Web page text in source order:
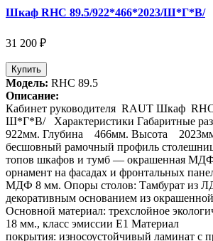
Шкаф RHC 89.5/922*466*2023/Ш*Г*В/
31 200 ₽
Купить
Модель: RHC 89.5
Описание:
Кабинет руководителя RAUT Шкаф
Ш*Г*В/ Характеристики Габаритные
922мм. Глубина 466мм. Высота
бесшовный рамочный профиль
топов шкафов и тумб — окрашенная
орнамент на фасадах и фронтальных
МДФ 8 мм. Опоры столов: Тамбурат из
декоративным основанием из
Основной материал: трехслойное
18 мм., класс эмиссии Е1 Материал
покрытия: износоустойчивый ламинат с